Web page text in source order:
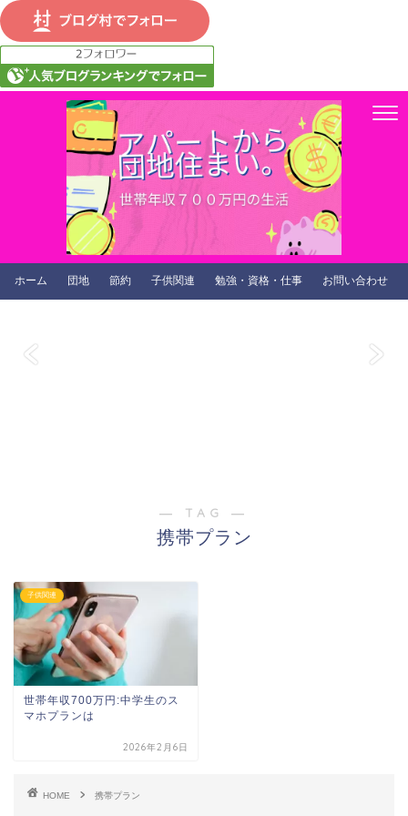
ホーム 団地 節約 子供関連 勉強・資格・仕事 お問い合わせ
― TAG ―
携帯プラン
子供関連
世帯年収700万円:中学生のス
マホプランは
2026年2月6日
HOME 携帯プラン